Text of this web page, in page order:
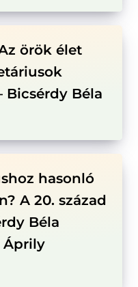
örök élet
Bicsérdy Béla
hasonló
A 20. század
Béla
Áprily